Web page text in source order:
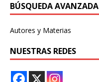
BÚSQUEDA AVANZADA
Autores y Materias
NUESTRAS REDES